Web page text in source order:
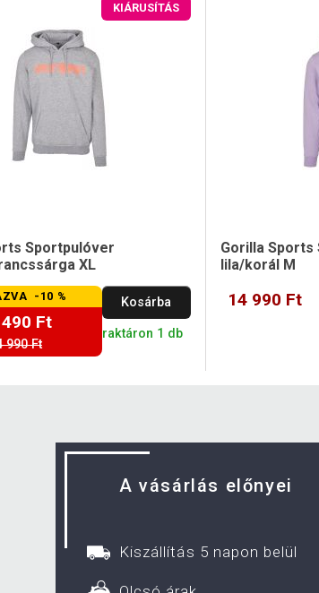
KIÁRUSÍTÁS
Sportpulóver
XL
-10 %
Ft
990 Ft
Kosárba
raktáron 1 db
Gorilla Sports
lila/korál M
14 990 Ft
A vásárlás előnyei
Kiszállítás 5 napon belül